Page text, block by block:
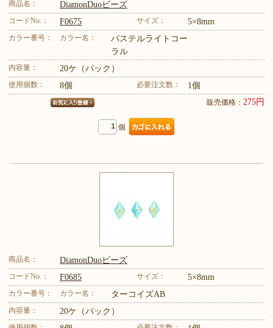
商品名： DiamonDuoビーズ
コードNo.： F0675 サイズ： 5×8mm
カラー番号： カラー名：
パステルライトコー
ラル
内容量： 20ケ（パック）
使用個数： 8個 必要注文数： 1個
販売価格： 275円
個
商品名： DiamonDuoビーズ
コードNo.： F0685 サイズ： 5×8mm
カラー番号： カラー名： ターコイズAB
内容量： 20ケ（パック）